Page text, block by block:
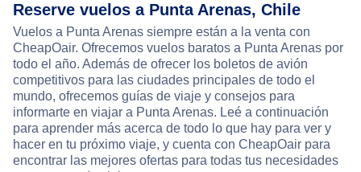
Reserve vuelos a Punta Arenas, Chile
Vuelos a Punta Arenas siempre están a la venta con
CheapOair. Ofrecemos vuelos baratos a Punta Arenas por
todo el año. Además de ofrecer los boletos de avión
competitivos para las ciudades principales de todo el
mundo, ofrecemos guías de viaje y consejos para
informarte en viajar a Punta Arenas. Leé a continuación
para aprender más acerca de todo lo que hay para ver y
hacer en tu próximo viaje, y cuenta con CheapOair para
encontrar las mejores ofertas para todas tus necesidades